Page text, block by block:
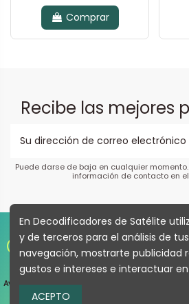
Comprar
Recibe las mejores
Puede darse de baja en cualquier
información de contacto en
Copyright 2022 |
Rights
Aviso Legal|Política de devoluciones y
En Decodificadores de Satélite
y de terceros para el análisis de
navegación, mostrarte publicidad
gustos e intereses e interactuar
ACEPTO